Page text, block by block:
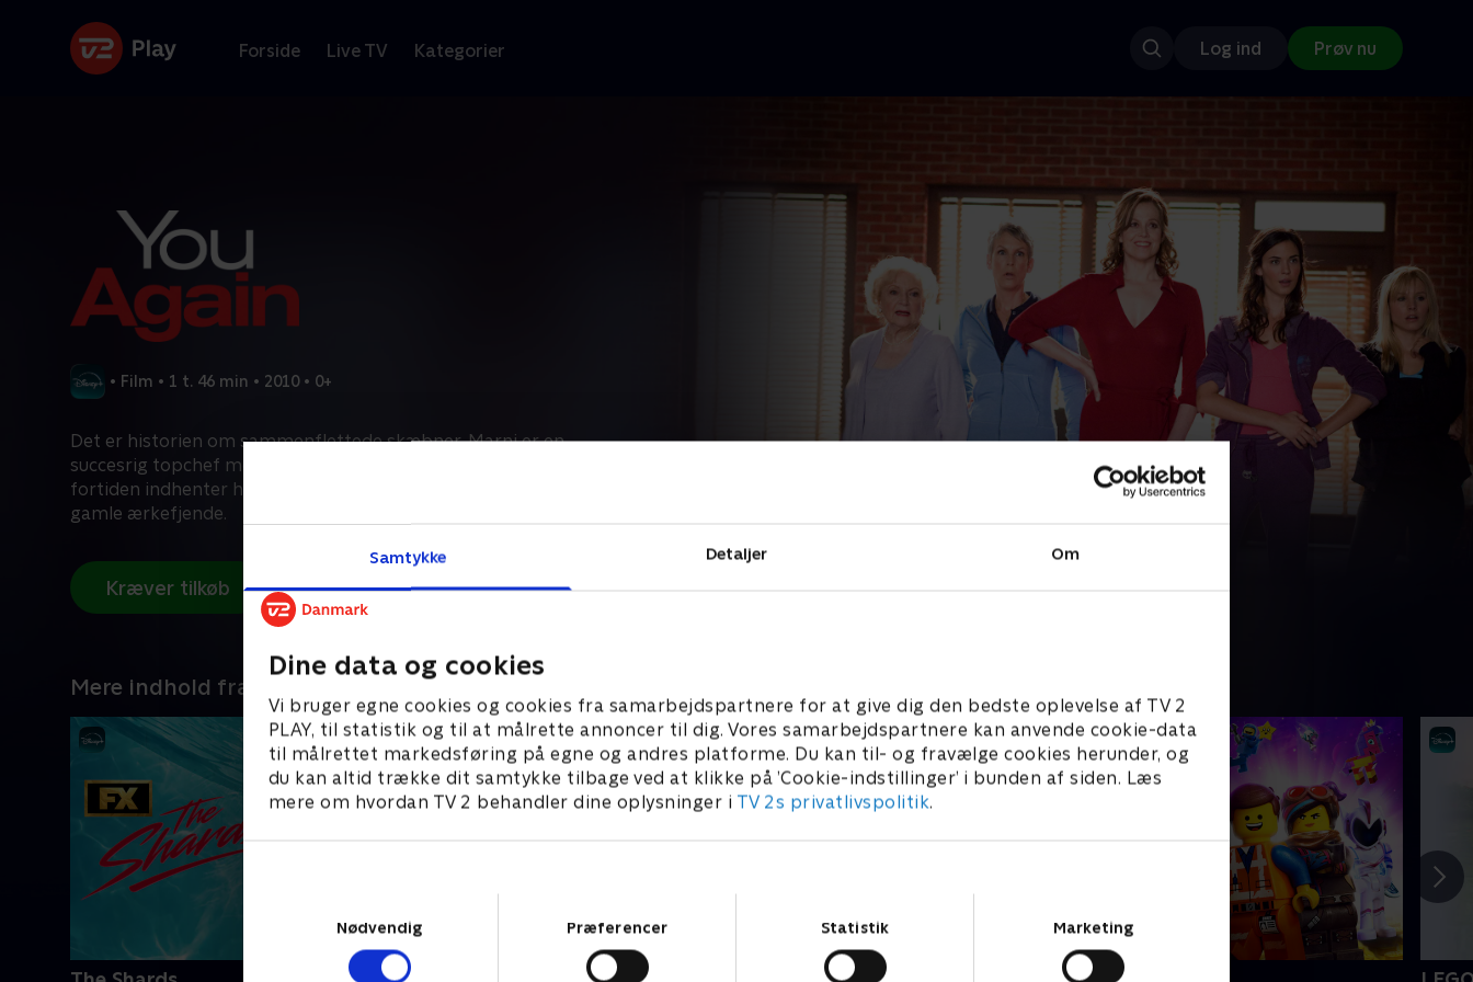
Samtykke Detaljer Om
Dine data og cookies
Vi bruger egne cookies og cookies fra samarbejdspartnere for at give dig den bedste oplevelse af TV 2
PLAY, til statistik og til at målrette annoncer til dig. Vores samarbejdspartnere kan anvende cookie-data
til målrettet markedsføring på egne og andres platforme. Du kan til- og fravælge cookies herunder, og
du kan altid trække dit samtykke tilbage ved at klikke på ’Cookie-indstillinger’ i bunden af siden. Læs
mere om hvordan TV 2 behandler dine oplysninger i TV 2s privatlivspolitik.
Nødvendig
Præferencer Statistik Marketing
Forside Live TV Kategorier Log ind Prøv nu
• Film • 1 t. 46 min • 2010 • 0+
Det er historien om sammenflettede skæbner. Marni er en
succesrig topchef med en fortid, hun gerne vil glemme. Men
fortiden indhenter hende, da hendes bror gifter sig med hendes
gamle ærkefjende.
Kræver tilkøb
Mere indhold fra Disney+